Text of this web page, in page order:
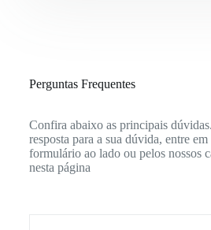
Perguntas Frequentes
Confira abaixo as principais
resposta para a sua dúvida, entre
formulário ao lado ou pelos nossos
nesta página